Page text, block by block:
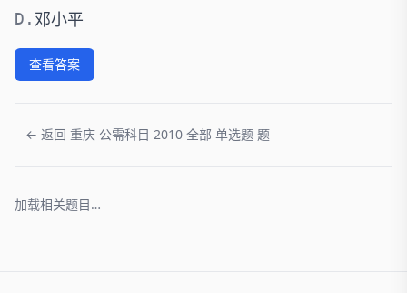
D.邓小平
查看答案
← 返回 重庆 公需科目 2010 全部 单选题 题
加载相关题目…